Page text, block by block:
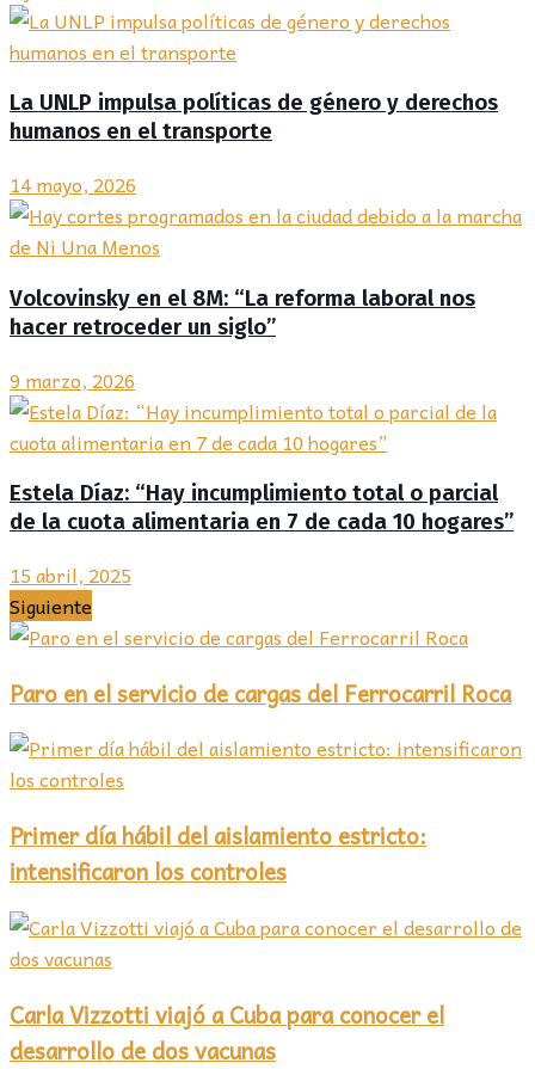
La UNLP impulsa políticas de género y derechos
humanos en el transporte
14 mayo, 2026
Volcovinsky en el 8M: “La reforma laboral nos
hacer retroceder un siglo”
9 marzo, 2026
Estela Díaz: “Hay incumplimiento total o parcial
de la cuota alimentaria en 7 de cada 10 hogares”
15 abril, 2025
Siguiente
Paro en el servicio de cargas del Ferrocarril Roca
Primer día hábil del aislamiento estricto:
intensificaron los controles
Carla Vizzotti viajó a Cuba para conocer el
desarrollo de dos vacunas